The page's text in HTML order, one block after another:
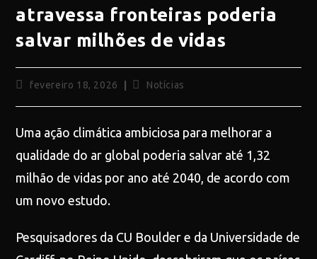
atravessa fronteiras poderia
salvar milhões de vidas
fevereiro 18, 2026 Notícias
Uma ação climática ambiciosa para melhorar a
qualidade do ar global poderia salvar até 1,32
milhão de vidas por ano até 2040, de acordo com
um novo estudo.
Pesquisadores da CU Boulder e da Universidade de